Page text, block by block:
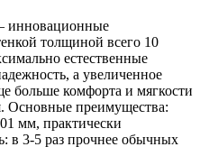
инновационные
толщиной всего 10
естественные
а увеличенное
больше комфорта и мягкости
Основные преимущества:
мм, практически
в 3-5 раз прочнее обычных